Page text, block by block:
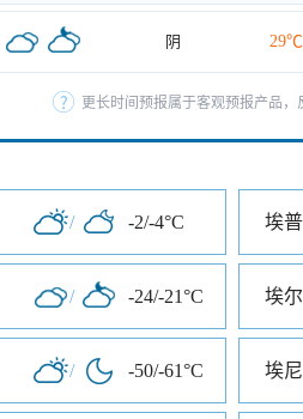
阴 29℃
更长时间预报属于客观预报产品
/ -2/-4°C 埃
/ -24/-21°C 埃
/ -50/-61°C 埃